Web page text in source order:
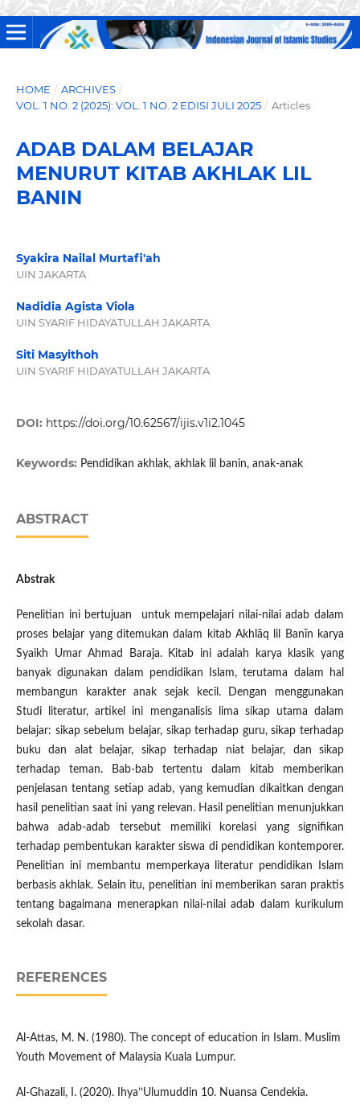
HOME / ARCHIVES /
VOL. 1 NO. 2 (2025): VOL. 1 NO. 2 EDISI JULI 2025 / Articles
ADAB DALAM BELAJAR
MENURUT KITAB AKHLAK LIL
BANIN
Syakira Nailal Murtafi'ah
UIN JAKARTA
Nadidia Agista Viola
UIN SYARIF HIDAYATULLAH JAKARTA
Siti Masyithoh
UIN SYARIF HIDAYATULLAH JAKARTA
DOI: https://doi.org/10.62567/ijis.v1i2.1045
Keywords: Pendidikan akhlak, akhlak lil banin, anak-anak
ABSTRACT
Abstrak
Penelitian ini bertujuan untuk mempelajari nilai-nilai adab dalam
proses belajar yang ditemukan dalam kitab Akhlāq lil Banīn karya
Syaikh Umar Ahmad Baraja. Kitab ini adalah karya klasik yang
banyak digunakan dalam pendidikan Islam, terutama dalam hal
membangun karakter anak sejak kecil. Dengan menggunakan
Studi literatur, artikel ini menganalisis lima sikap utama dalam
belajar: sikap sebelum belajar, sikap terhadap guru, sikap terhadap
buku dan alat belajar, sikap terhadap niat belajar, dan sikap
terhadap teman. Bab-bab tertentu dalam kitab memberikan
penjelasan tentang setiap adab, yang kemudian dikaitkan dengan
hasil penelitian saat ini yang relevan. Hasil penelitian menunjukkan
bahwa adab-adab tersebut memiliki korelasi yang signifikan
terhadap pembentukan karakter siswa di pendidikan kontemporer.
Penelitian ini membantu memperkaya literatur pendidikan Islam
berbasis akhlak. Selain itu, penelitian ini memberikan saran praktis
tentang bagaimana menerapkan nilai-nilai adab dalam kurikulum
sekolah dasar.
REFERENCES
Al-Attas, M. N. (1980). The concept of education in Islam. Muslim
Youth Movement of Malaysia Kuala Lumpur.
Al-Ghazali, I. (2020). Ihya’‘Ulumuddin 10. Nuansa Cendekia.